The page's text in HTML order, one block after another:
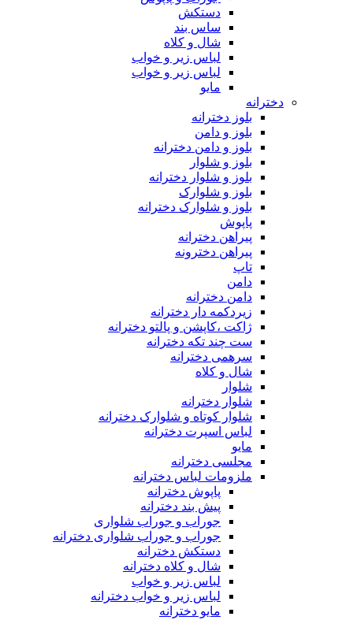
دستکش
ساس بند
شال و کلاه
لباس زیر و خواب
لباس زیر و خواب
مایو
دخترانه
بلوز دخترانه
بلوز و دامن
بلوز و دامن دخترانه
بلوز و شلوار
بلوز و شلوار دخترانه
بلوز و شلوارک
بلوز و شلوارک دخترانه
پاپوش
پیراهن دخترانه
پیراهن دخترونه
تاپ
دامن
دامن دخترانه
زیردکمه دار دخترانه
ژاکت ،کاپشن و پالتو دخترانه
ست چند تکه دخترانه
سرهمی دخترانه
شال و کلاه
شلوار
شلوار دخترانه
شلوار کوتاه و شلوارک دخترانه
لباس اسپرت دخترانه
مایو
مجلسی دخترانه
ملزومات لباس دخترانه
پاپوش دخترانه
پیش بند دخترانه
جوراب و جوراب شلواری
جوراب و جوراب شلواری دخترانه
دستکش دخترانه
شال و کلاه دخترانه
لباس زیر و خواب
لباس زیر و خواب دخترانه
مایو دخترانه